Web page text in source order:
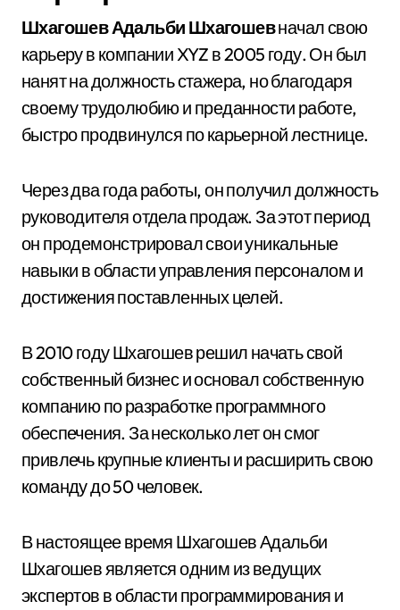
Шхагошев Адальби Шхагошевначал свою
карьеру в компании XYZ в 2005 году. Он был
нанят на должность стажера, но благодаря
своему трудолюбию и преданности работе,
быстро продвинулся по карьерной лестнице.
Через два года работы, он получил должность
руководителя отдела продаж. За этот период
он продемонстрировал свои уникальные
навыки в области управления персоналом и
достижения поставленных целей.
В 2010 году Шхагошев решил начать свой
собственный бизнес и основал собственную
компанию по разработке программного
обеспечения. За несколько лет он смог
привлечь крупные клиенты и расширить свою
команду до 50 человек.
В настоящее время Шхагошев Адальби
Шхагошев является одним из ведущих
экспертов в области программирования и